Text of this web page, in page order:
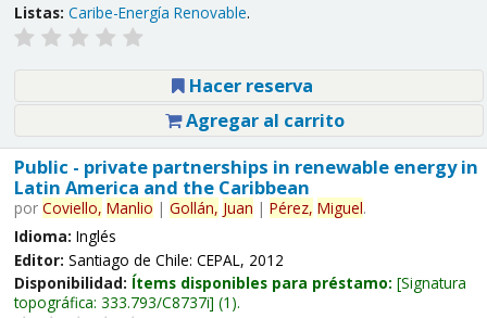
Listas: Caribe-Energía Renovable.
Hacer reserva
Agregar al carrito
Public - private partnerships in renewable energy in
Latin America and the Caribbean
por Coviello, Manlio | Gollán, Juan | Pérez, Miguel.
Idioma: Inglés
Editor: Santiago de Chile: CEPAL, 2012
Disponibilidad: Ítems disponibles para préstamo: Signatura
topográfica: 333.793/C8737i (1).